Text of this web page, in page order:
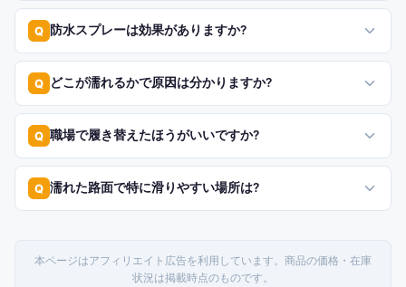
Q 防水スプレーは効果がありますか?
Q どこが濡れるかで原因は分かりますか?
Q 職場で履き替えたほうがいいですか?
Q 濡れた路面で特に滑りやすい場所は?
本ページはアフィリエイト広告を利用しています。商品の価格・在庫
状況は掲載時点のものです。